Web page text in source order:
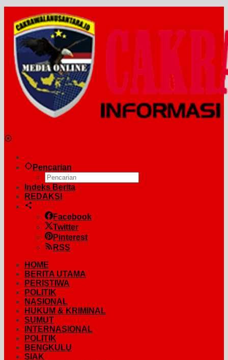
Pencarian
Indeks Berita
REDAKSI
Facebook
Twitter
Pinterest
RSS
HOME
BERITA UTAMA
PERISTIWA
POLITIK
NASIONAL
HUKUM & KRIMINAL
SUMUT
INTERNASIONAL
POLITIK
BENGKULU
SIAK